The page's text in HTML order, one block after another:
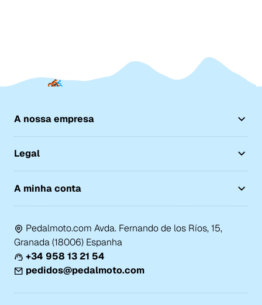
A nossa empresa
Legal
A minha conta
Pedalmoto.com Avda. Fernando de los Ríos, 15,
Granada (18006) Espanha
+34 958 13 21 54
pedidos@pedalmoto.com